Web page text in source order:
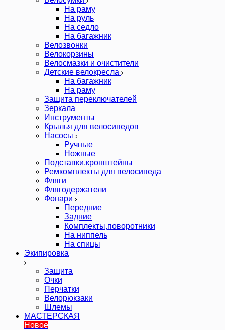
На раму
На руль
На седло
На багажник
Велозвонки
Велокорзины
Велосмазки и очистители
Детские велокресла
На багажник
На раму
Защита переключателей
Зеркала
Инструменты
Крылья для велосипедов
Насосы
Ручные
Ножные
Подставки,кронштейны
Ремкомплекты для велосипеда
Фляги
Флягодержатели
Фонари
Передние
Задние
Комплекты,поворотники
На ниппель
На спицы
Экипировка
Защита
Очки
Перчатки
Велорюкзаки
Шлемы
МАСТЕРСКАЯ
Новое